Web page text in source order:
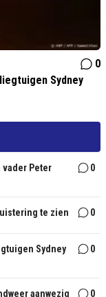
0
Sydney
Peter
0
te zien 0
Sydney
0
aanwezig 0